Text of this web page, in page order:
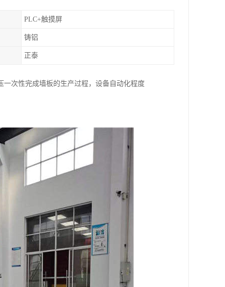
PLC+触摸屏
铸铝
正泰
次性完成墙板的生产过程，设备自动化程度